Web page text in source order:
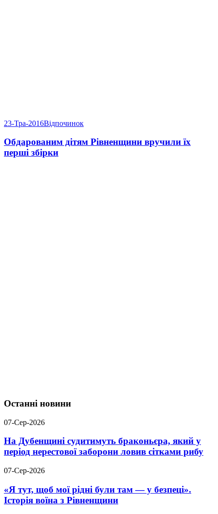
23-Тра-2016Відпочинок
Обдарованим дітям Рівненщини вручили їх
перші збірки
Останні новини
07-Сер-2026
На Дубенщині судитимуть браконьєра, який у
період нерестової заборони ловив сітками рибу
07-Сер-2026
«Я тут, щоб мої рідні були там — у безпеці».
Історія воїна з Рівненщини